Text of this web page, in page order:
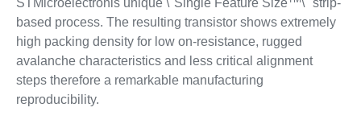
STMicroelectronis unique \"Single Feature Size
\" strip-
based process. The resulting transistor shows extremely
high packing density for low on-resistance, rugged
avalanche characteristics and less critical alignment
steps therefore a remarkable manufacturing
reproducibility.